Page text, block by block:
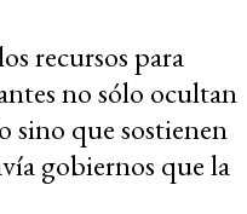
recursos para
no sólo ocultan
sino que sostienen
gobiernos que la